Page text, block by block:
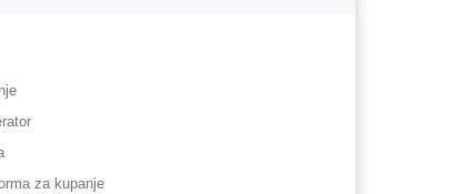
za kupanje